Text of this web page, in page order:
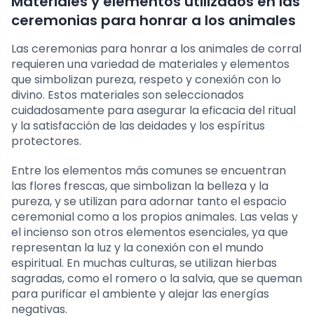
ceremonias para honrar a los animales
Las ceremonias para honrar a los animales de corral
requieren una variedad de materiales y elementos
que simbolizan pureza, respeto y conexión con lo
divino. Estos materiales son seleccionados
cuidadosamente para asegurar la eficacia del ritual
y la satisfacción de las deidades y los espíritus
protectores.
Entre los elementos más comunes se encuentran
las flores frescas, que simbolizan la belleza y la
pureza, y se utilizan para adornar tanto el espacio
ceremonial como a los propios animales. Las velas y
el incienso son otros elementos esenciales, ya que
representan la luz y la conexión con el mundo
espiritual. En muchas culturas, se utilizan hierbas
sagradas, como el romero o la salvia, que se queman
para purificar el ambiente y alejar las energías
negativas.